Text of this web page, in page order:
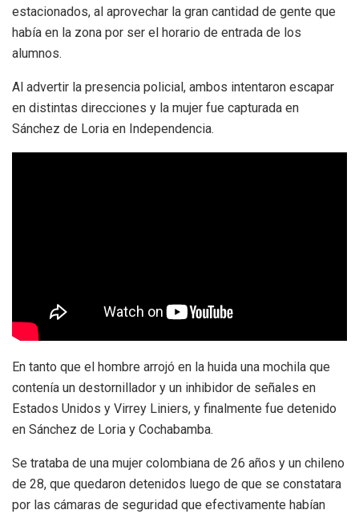
estacionados, al aprovechar la gran cantidad de gente que
había en la zona por ser el horario de entrada de los
alumnos.
Al advertir la presencia policial, ambos intentaron escapar
en distintas direcciones y la mujer fue capturada en
Sánchez de Loria en Independencia.
En tanto que el hombre arrojó en la huida una mochila que
contenía un destornillador y un inhibidor de señales en
Estados Unidos y Virrey Liniers, y finalmente fue detenido
en Sánchez de Loria y Cochabamba.
Se trataba de una mujer colombiana de 26 años y un chileno
de 28, que quedaron detenidos luego de que se constatara
por las cámaras de seguridad que efectivamente habían